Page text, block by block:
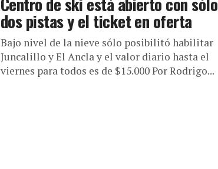
dos pistas y el ticket en oferta
Bajo nivel de la nieve sólo posibilitó habilitar
Juncalillo y El Ancla y el valor diario hasta el
viernes para todos es de $15.000 Por Rodrigo...